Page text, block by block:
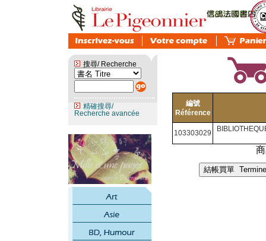
搜尋/ Recherche
精確搜尋/
Recherche avancée
編號
Référence
103303029